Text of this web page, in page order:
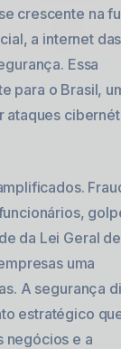
crescente na
a internet das
Essa
para o Brasil,
ataques
da Lei Geral de
uma
A segurança
estratégico
negócios e a